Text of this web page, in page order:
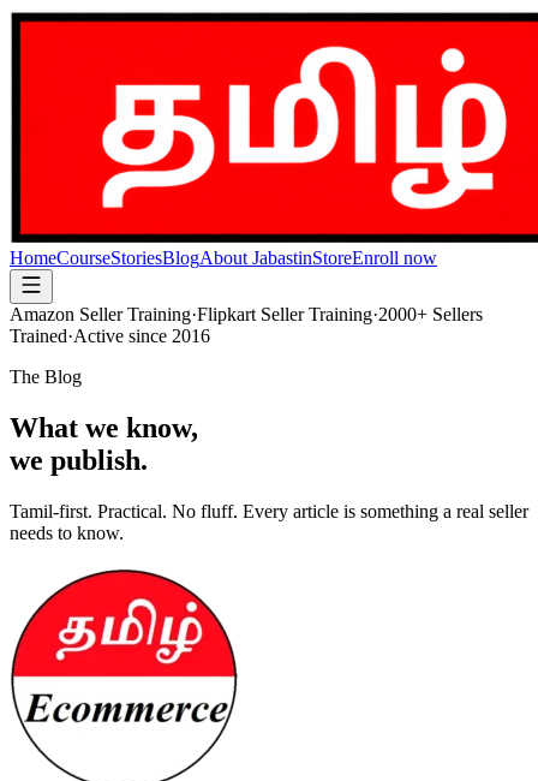
HomeCourseStoriesBlogAbout JabastinStoreEnroll now
Amazon Seller Training·Flipkart Seller Training·2000+ Sellers
Trained·Active since 2016
The Blog
What we know,
we publish.
Tamil-first. Practical. No fluff. Every article is something a real seller
needs to know.